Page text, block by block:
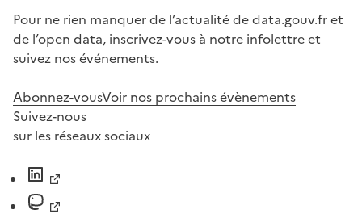
Pour ne rien manquer de l’actualité de data.gouv.fr et
de l’open data, inscrivez-vous à notre infolettre et
suivez nos événements.
Abonnez-vousVoir nos prochains évènements
Suivez-nous
sur les réseaux sociaux